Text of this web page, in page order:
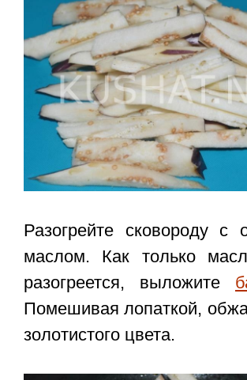
Разогрейте сковороду с
маслом. Как только
разогреется, выложите
Помешивая лопаткой,
золотистого цвета.